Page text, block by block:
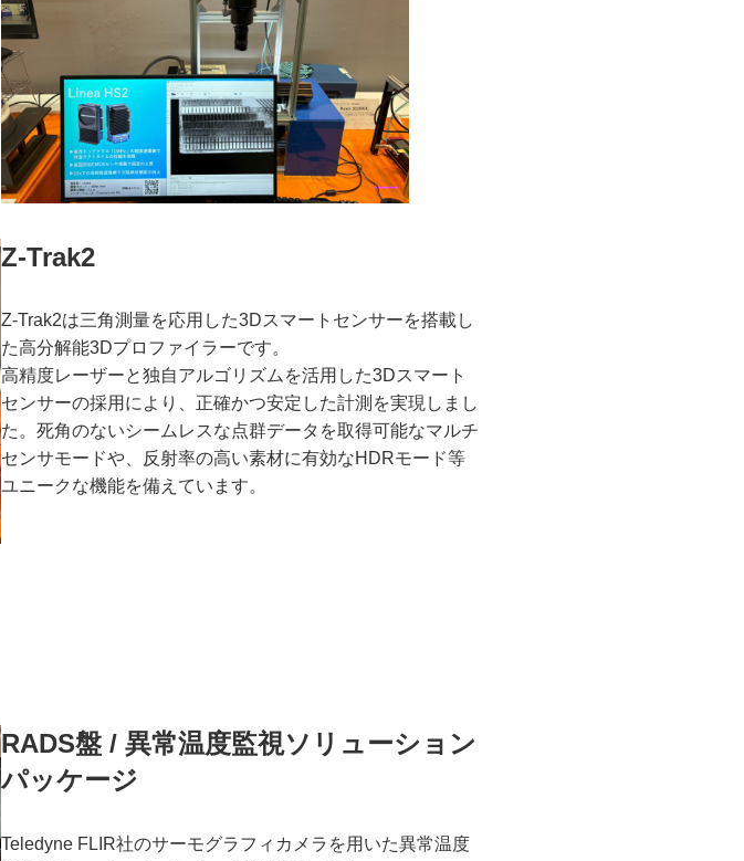
Z-Trak2
Z-Trak2は三角測量を応用した3Dスマートセンサーを搭載し
た高分解能3Dプロファイラーです。
高精度レーザーと独自アルゴリズムを活用した3Dスマート
センサーの採用により、正確かつ安定した計測を実現しまし
た。死角のないシームレスな点群データを取得可能なマルチ
センサモードや、反射率の高い素材に有効なHDRモード等
ユニークな機能を備えています。
RADS盤 / 異常温度監視ソリューション
パッケージ
Teledyne FLIR社のサーモグラフィカメラを用いた異常温度